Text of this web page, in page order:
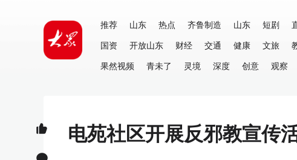
推荐 山东 热点 齐鲁制造 山东 短剧
国资
开放山东 财经 交通 健康 文旅
果然视频
青未了 灵境 深度 创意 观察
电苑社区开展反邪教宣传